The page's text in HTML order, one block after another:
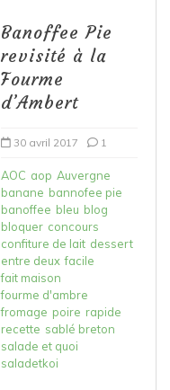
Banoffee Pie
revisité à la
Fourme
d’Ambert
30 avril 2017 1
AOC aop Auvergne
banane bannofee pie
banoffee bleu blog
bloquer concours
confiture de lait dessert
entre deux facile
fait maison
fourme d'ambre
fromage poire rapide
recette sablé breton
salade et quoi
saladetkoi